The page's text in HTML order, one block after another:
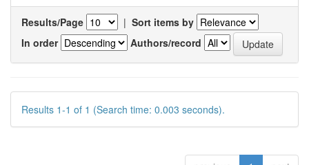
Results/Page | Sort items by
In order
Authors/record
Results 1-1 of 1 (Search time: 0.003 seconds).